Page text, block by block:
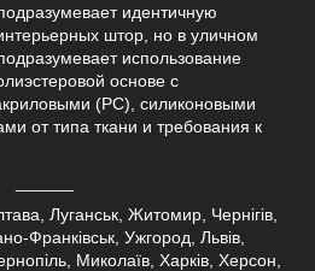
идентичную
штор, но в уличном
использование
основе с
(PC), силиконовыми
от типа ткани и требования к
Луганськ, Житомир, Чернігів,
Франківськ, Ужгород, Львів,
Миколаїв, Харків, Херсон,